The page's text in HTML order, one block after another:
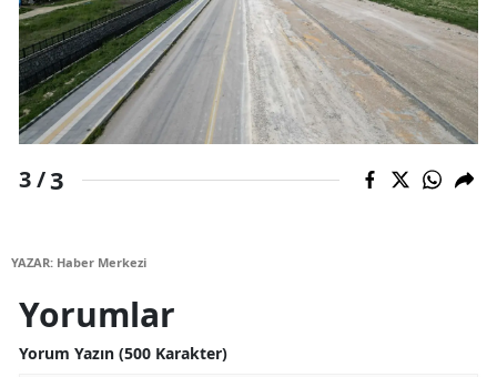
Manisa
Kahramanmaraş
Mardin
Muğla
3 /3
YAZAR: Haber Merkezi
Yorumlar
Yorum Yazın (500 Karakter)